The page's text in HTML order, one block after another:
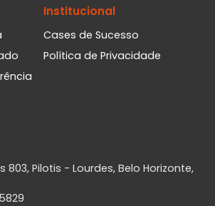
Institucional
Cases de Sucesso
Política de Privacidade
803, Pilotis - Lourdes, Belo Horizonte,